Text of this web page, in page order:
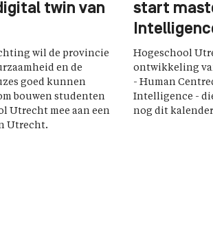
twin van
wil de provincie
en de
goed kunnen
bouwen studenten
Utrecht mee aan een
Utrecht.
start
Hogeschool
ontwikkeling
- Human
Intelligence -
nog dit